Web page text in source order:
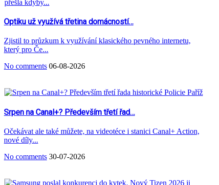
Optiku už využívá třetina domácností…
Zjistil to průzkum k využívání klasického pevného internetu,
který pro Če...
No comments 06-08-2026
Srpen na Canal+? Především třetí řad…
Očekávat ale také můžete, na videotéce i stanici Canal+ Action,
nové díly...
No comments 30-07-2026